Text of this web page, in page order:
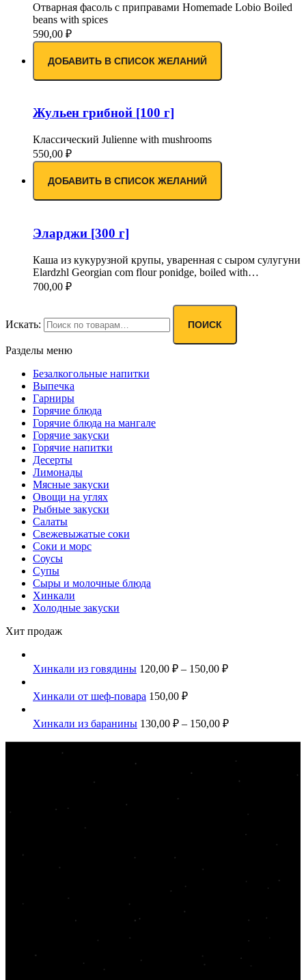
Отварная фасоль с приправами Homemade Lobio Boiled
beans with spices
590,00 ₽
ДОБАВИТЬ В СПИСОК ЖЕЛАНИЙ
Жульен грибной [100 г]
Классический Julienne with mushrooms
550,00 ₽
ДОБАВИТЬ В СПИСОК ЖЕЛАНИЙ
Эларджи [300 г]
Каша из кукурузной крупы, уваренная с сыром сулугуни
Elardzhl Georgian com flour ponidge, boiled with…
700,00 ₽
Искать: ПОИСК
Разделы меню
Безалкогольные напитки
Выпечка
Гарниры
Горячие блюда
Горячие блюда на мангале
Горячие закуски
Горячие напитки
Десерты
Лимонады
Мясные закуски
Овощи на углях
Рыбные закуски
Салаты
Свежевыжатые соки
Соки и морс
Соусы
Супы
Сыры и молочные блюда
Хинкали
Холодные закуски
Хит продаж
Хинкали из говядины 120,00 ₽ – 150,00 ₽
Хинкали от шеф-повара 150,00 ₽
Хинкали из баранины 130,00 ₽ – 150,00 ₽